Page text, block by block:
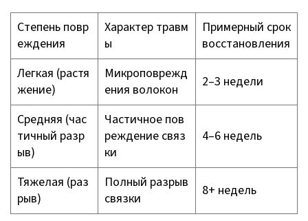
Степень повр
еждения
Характер травм
ы
Примерный срок
восстановления
Легкая (растя
жение)
Микроповрежд
ения волокон
2–3 недели
Средняя (час
тичный разр
ыв)
Частичное пов
реждение связ
ки
4–6 недель
Тяжелая (раз
рыв)
Полный разрыв
связки
8+ недель